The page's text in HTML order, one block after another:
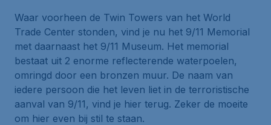
Waar voorheen de Twin Towers van het World
Trade Center stonden, vind je nu het 9/11 Memorial
met daarnaast het 9/11 Museum. Het memorial
bestaat uit 2 enorme reflecterende waterpoelen,
omringd door een bronzen muur. De naam van
iedere persoon die het leven liet in de terroristische
aanval van 9/11, vind je hier terug. Zeker de moeite
om hier even bij stil te staan.